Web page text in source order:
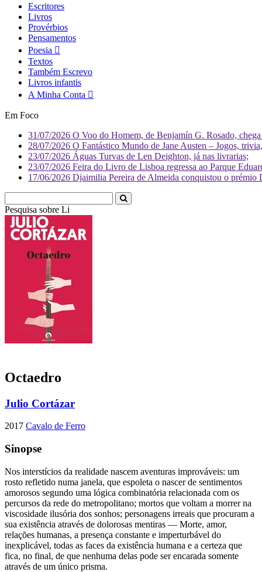
Escritores
Livros
Provérbios
Pensamentos
Poesia
Textos
Também Escrevo
Livros infantis
A Minha Conta
Em Foco
31/07/2026 O Voo do Homem, de Benjamín G. Rosado,
28/07/2026 O Fantástico Mundo de Jane Austen – Jogos,
23/07/2026 Águas Turvas de Len Deighton, já nas livrarias;
23/07/2026 Feira do Livro de Lisboa regressa ao Parque
17/06/2026 Djaimilia Pereira de Almeida conquistou o
Pesquisa sobre Literatura
Octaedro
Julio Cortázar
2017 Cavalo de Ferro
Sinopse
Nos interstícios da realidade nascem aventuras improváveis: um
rosto refletido numa janela, que espoleta o nascer de sentimentos
amorosos segundo uma lógica combinatória relacionada com os
percursos da rede do metropolitano; mortos que voltam a morrer na
viscosidade ilusória dos sonhos; personagens irreais que procuram a
sua existência através de dolorosas mentiras — Morte, amor,
relações humanas, a presença constante e imperturbável do
inexplicável, todas as faces da existência humana e a certeza que
fica, no final, de que nenhuma delas pode ser encarada somente
através de um único prisma.